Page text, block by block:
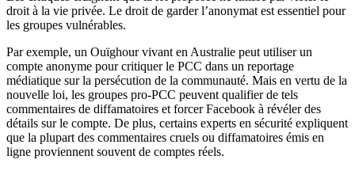
droit à la vie privée. Le droit de garder l’anonymat est essentiel pour
les groupes vulnérables.
Par exemple, un Ouïghour vivant en Australie peut utiliser un
compte anonyme pour critiquer le PCC dans un reportage
médiatique sur la persécution de la communauté. Mais en vertu de la
nouvelle loi, les groupes pro-PCC peuvent qualifier de tels
commentaires de diffamatoires et forcer Facebook à révéler des
détails sur le compte. De plus, certains experts en sécurité expliquent
que la plupart des commentaires cruels ou diffamatoires émis en
ligne proviennent souvent de comptes réels.